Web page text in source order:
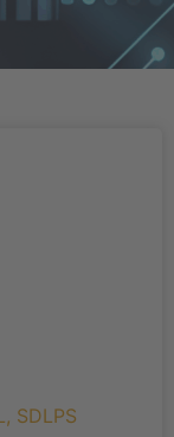
, SDLPS